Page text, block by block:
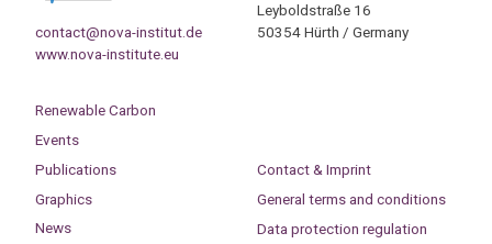
contact@nova-institut.de
www.nova-institute.eu
Leyboldstraße 16
50354 Hürth / Germany
Renewable Carbon
Events
Publications
Graphics
News
Contact & Imprint
General terms and conditions
Data protection regulation